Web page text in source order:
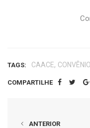
TAGS: CAACE,
COMPARTILHE
ANTERIOR